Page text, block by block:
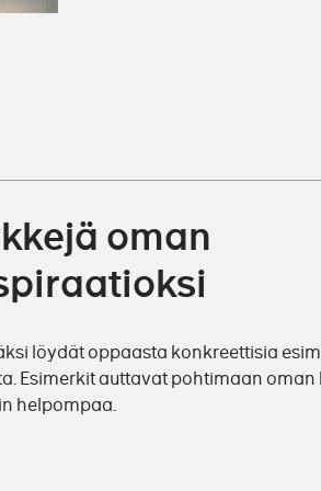
oman
löydät oppaasta konkreettisia
Esimerkit auttavat pohtimaan oman
helpompaa.